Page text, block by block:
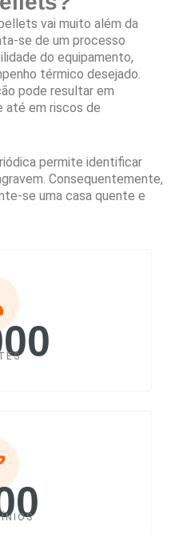
vai muito além da
se de um processo
do equipamento,
térmico desejado.
pode resultar em
até em riscos de
permite identificar
Consequentemente,
se uma casa quente e